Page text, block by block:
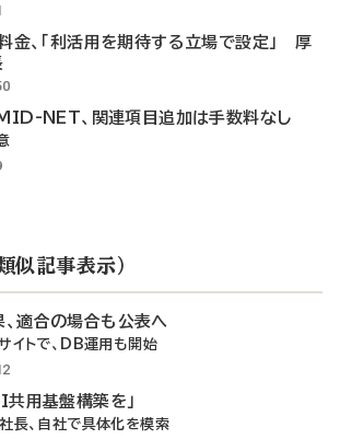
、「利活用を期待する立場で設定」 厚
NET、関連項目追加は手数料なし
似記事表示）
適合の場合も公表へ
イトで、DB運用も開始
共用基盤構築を」
長、自社で具体化を模索